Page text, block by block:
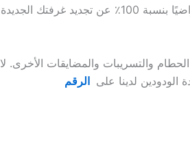
نؤمن بأنك ستكون راضيًا بنسبة 100٪ عن تجديد غرفتك الجديدة
والتسريبات والمضايقات الأخرى. لا
لدينا على الرقم